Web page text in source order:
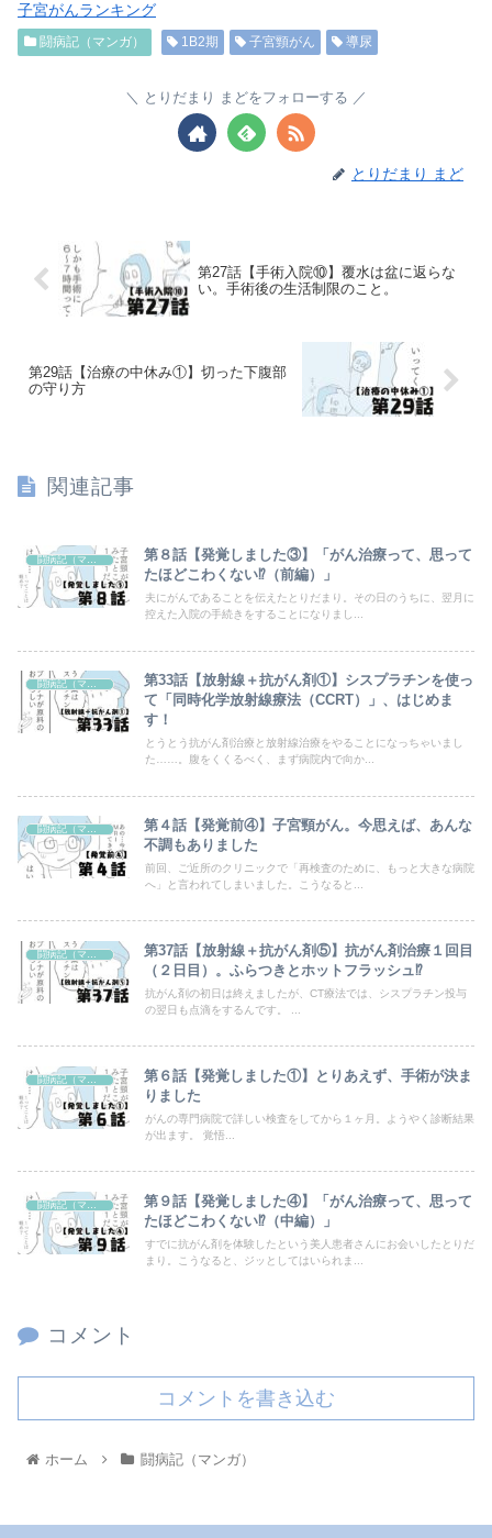
子宮がんランキング
闘病記（マンガ） 1B2期 子宮頸がん 導尿
とりだまり まどをフォローする
とりだまり まど
第27話【手術入院⑩】覆水は盆に返らな
い。手術後の生活制限のこと。
第29話【治療の中休み①】切った下腹部
の守り方
関連記事
第８話【発覚しました③】「がん治療って、思って
たほどこわくない⁉（前編）」
夫にがんであることを伝えたとりだまり。その日のうちに、翌月に
控えた入院の手続きをすることになりまし...
闘病記（マンガ）
第33話【放射線＋抗がん剤①】シスプラチンを使っ
て「同時化学放射線療法（CCRT）」、はじめま
す！
とうとう抗がん剤治療と放射線治療をやることになっちゃいまし
た……。腹をくくるべく、まず病院内で向か...
闘病記（マンガ）
第４話【発覚前④】子宮頸がん。今思えば、あんな
不調もありました
前回、ご近所のクリニックで「再検査のために、もっと大きな病院
へ」と言われてしまいました。こうなると...
闘病記（マンガ）
第37話【放射線＋抗がん剤⑤】抗がん剤治療１回目
（２日目）。ふらつきとホットフラッシュ⁉
抗がん剤の初日は終えましたが、CT療法では、シスプラチン投与
の翌日も点滴をするんです。 ...
闘病記（マンガ）
第６話【発覚しました①】とりあえず、手術が決ま
りました
がんの専門病院で詳しい検査をしてから１ヶ月。ようやく診断結果
が出ます。 覚悟...
第９話【発覚しました④】「がん治療って、思って
たほどこわくない⁉（中編）」
すでに抗がん剤を体験したという美人患者さんにお会いしたとりだ
まり。こうなると、ジッとしてはいられま...
コメント
コメントを書き込む
ホーム 闘病記（マンガ）